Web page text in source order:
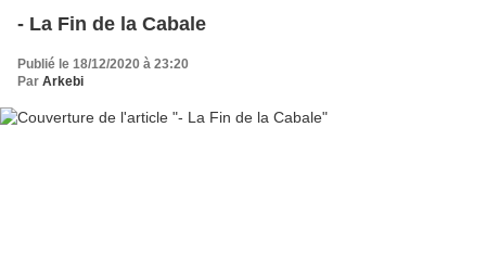
- La Fin de la Cabale
Publié le 18/12/2020 à 23:20
Par Arkebi